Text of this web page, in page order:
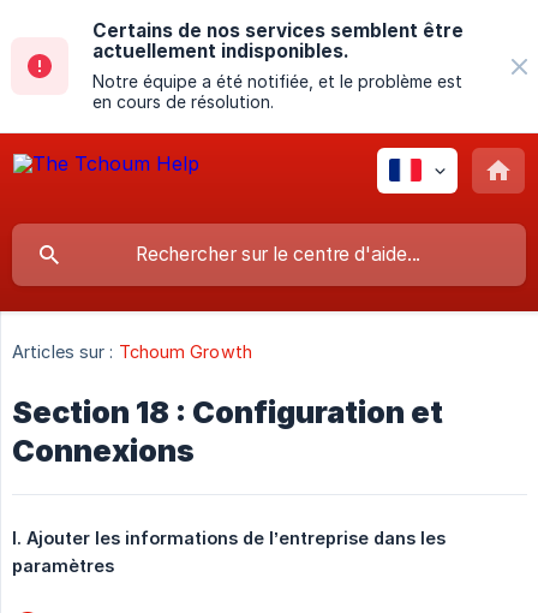
Certains de nos services semblent être
actuellement indisponibles.
Notre équipe a été notifiée, et le problème est
en cours de résolution.
Articles sur : Tchoum Growth
Section 18 : Configuration et
Connexions
I. Ajouter les informations de l’entreprise dans les
paramètres